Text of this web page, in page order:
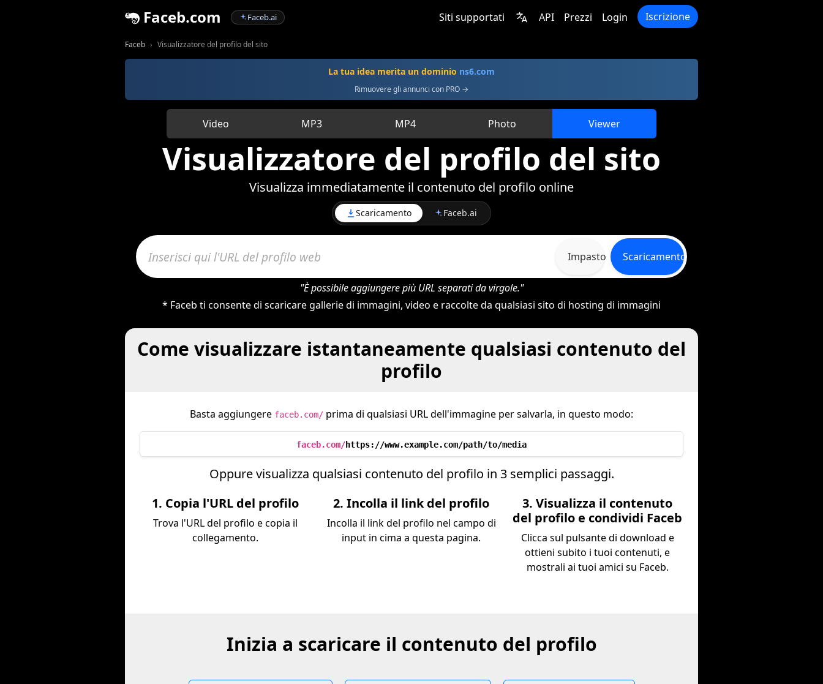
Faceb.com Faceb.ai Siti supportati API Prezzi Login Iscrizione
Faceb Visualizzatore del profilo del sito
La tua idea merita un dominio ns6.com
Rimuovere gli annunci con PRO →
Video MP3 MP4 Photo Viewer
Visualizzatore del profilo del sito
Visualizza immediatamente il contenuto del profilo online
Scaricamento Faceb.ai
Impasto Scaricamento
"È possibile aggiungere più URL separati da virgole."
* Faceb ti consente di scaricare gallerie di immagini, video e raccolte da qualsiasi sito di hosting di immagini
Come visualizzare istantaneamente qualsiasi contenuto del
profilo
Basta aggiungere faceb.com/ prima di qualsiasi URL dell'immagine per salvarla, in questo modo:
faceb.com/https://www.example.com/path/to/media
Oppure visualizza qualsiasi contenuto del profilo in 3 semplici passaggi.
1. Copia l'URL del profilo
Trova l'URL del profilo e copia il
collegamento.
2. Incolla il link del profilo
Incolla il link del profilo nel campo di
input in cima a questa pagina.
3. Visualizza il contenuto
del profilo e condividi Faceb
Clicca sul pulsante di download e
ottieni subito i tuoi contenuti, e
mostrali ai tuoi amici su Faceb.
Inizia a scaricare il contenuto del profilo